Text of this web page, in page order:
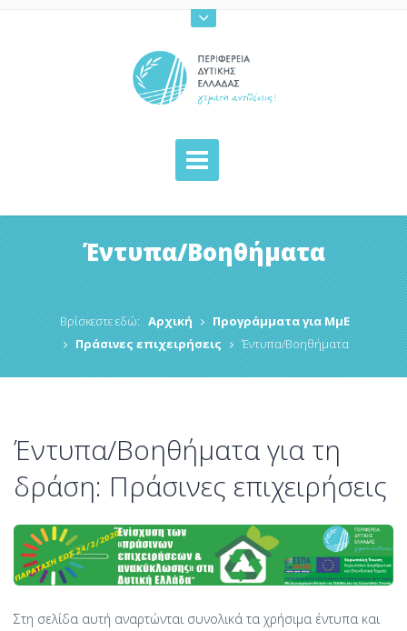
Έντυπα/Βοηθήματα
Βρίσκεστε εδώ: Αρχική
Προγράμματα για ΜμΕ
Πράσινες επιχειρήσεις
Έντυπα/Βοηθήματα
Έντυπα/Βοηθήματα για τη
δράση: Πράσινες επιχειρήσεις
Στη σελίδα αυτή αναρτώνται συνολικά τα χρήσιμα έντυπα και